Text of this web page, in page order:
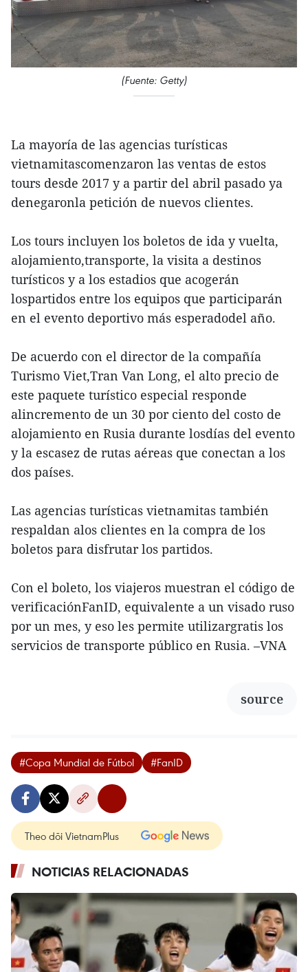
(Fuente: Getty)
La mayoría de las agencias turísticas
vietnamitascomenzaron las ventas de estos
tours desde 2017 y a partir del abril pasado ya
denegaronla petición de nuevos clientes.
Los tours incluyen los boletos de ida y vuelta,
alojamiento,transporte, la visita a destinos
turísticos y a los estadios que acogerán
lospartidos entre los equipos que participarán
en el evento deportivo más esperadodel año.
De acuerdo con el director de la compañía
Turismo Viet,Tran Van Long, el alto precio de
este paquete turístico especial responde
alincremento de un 30 por ciento del costo de
alojamiento en Rusia durante losdías del evento
y la escasez de rutas aéreas que conectan a los
dos países.
Las agencias turísticas vietnamitas también
respaldan alos clientes en la compra de los
boletos para disfrutar los partidos.
Con el boleto, los viajeros muestran el código de
verificaciónFanID, equivalente a un visado ruso
por un mes, y eso les permite utilizargratis los
servicios de transporte público en Rusia. –VNA
source
#Copa Mundial de Fútbol #FanID
Theo dõi VietnamPlus
NOTICIAS RELACIONADAS